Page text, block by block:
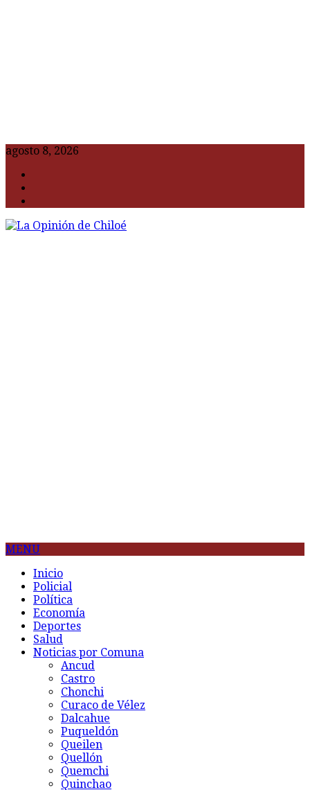
agosto 8, 2026
MENU
Inicio
Policial
Política
Economía
Deportes
Salud
Noticias por Comuna
Ancud
Castro
Chonchi
Curaco de Vélez
Dalcahue
Puqueldón
Queilen
Quellón
Quemchi
Quinchao